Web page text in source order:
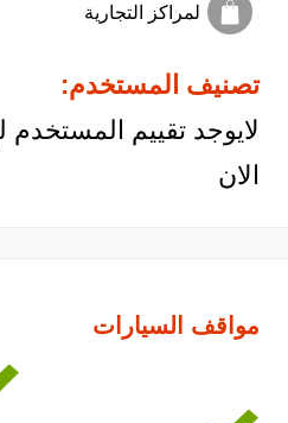
لمراكز التجارية
تصنيف المستخدم:
لايوجد تقييم المستخدم
الان
مواقف السيارات